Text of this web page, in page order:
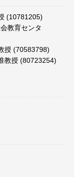
(10781205)
教育センタ
授 (70583798)
教授 (80723254)